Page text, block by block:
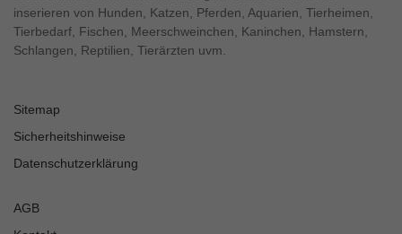
inserieren von Hunden, Katzen, Pferden, Aquarien, Tierheimen,
Tierbedarf, Fischen, Meerschweinchen, Kaninchen, Hamstern,
Schlangen, Reptilien, Tierärzten uvm.
Sitemap
Sicherheitshinweise
Datenschutzerklärung
AGB